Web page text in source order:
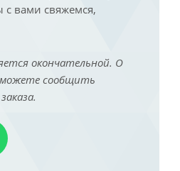
вами свяжемся,
окончательной. О
можете сообщить